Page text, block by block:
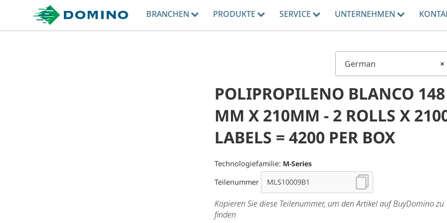
BRANCHEN PRODUKTE SERVICE UNTERNEHMEN
×
German
POLIPROPILENO BLANCO 148
MM X 210MM - 2 ROLLS X
LABELS = 4200 PER BOX
Technologiefamilie: M-Series
Teilenummer
Kopieren Sie diese Teilenummer, um den Artikel auf BuyDomino zu
finden